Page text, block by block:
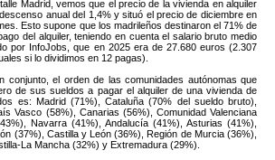
Madrid, vemos que el precio de la vivienda en alquiler
anual del 1,4% y situó el precio de diciembre en
Esto supone que los madrileños destinaron el 71% de
del alquiler, teniendo en cuenta el salario bruto medio
por InfoJobs, que en 2025 era de 27.680 euros (2.307
si lo dividimos en 12 pagas).
conjunto, el orden de las comunidades autónomas que
de sus sueldos a pagar el alquiler de una vivienda de
es: Madrid (71%), Cataluña (70% del sueldo bruto),
Vasco (58%), Canarias (56%), Comunidad Valenciana
Navarra (41%), Andalucía (41%), Asturias (41%),
(37%), Castilla y León (36%), Región de Murcia (36%),
La Mancha (32%) y Extremadura (29%).